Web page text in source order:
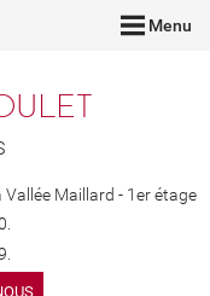
Menu
Maillard - 1er étage